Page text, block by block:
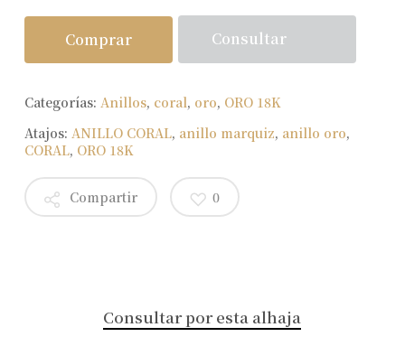
Comprar Consultar
Categorías: Anillos, coral, oro, ORO 18K
Atajos: ANILLO CORAL, anillo marquiz, anillo oro,
CORAL, ORO 18K
Compartir 0
Consultar por esta alhaja